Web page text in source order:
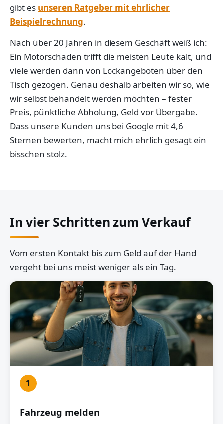
gibt es unseren Ratgeber mit ehrlicher
Beispielrechnung.
Nach über 20 Jahren in diesem Geschäft weiß ich:
Ein Motorschaden trifft die meisten Leute kalt, und
viele werden dann von Lockangeboten über den
Tisch gezogen. Genau deshalb arbeiten wir so, wie
wir selbst behandelt werden möchten – fester
Preis, pünktliche Abholung, Geld vor Übergabe.
Dass unsere Kunden uns bei Google mit 4,6
Sternen bewerten, macht mich ehrlich gesagt ein
bisschen stolz.
In vier Schritten zum Verkauf
Vom ersten Kontakt bis zum Geld auf der Hand
vergeht bei uns meist weniger als ein Tag.
1
Fahrzeug melden